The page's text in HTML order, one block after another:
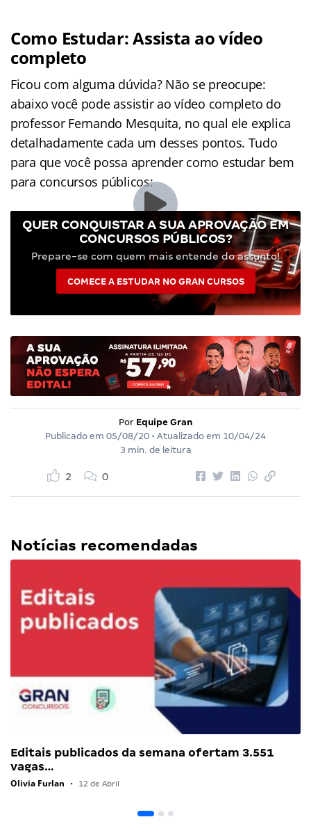
Como Estudar: Assista ao vídeo
completo
Ficou com alguma dúvida? Não se preocupe:
abaixo você pode assistir ao vídeo completo do
professor Fernando Mesquita, no qual ele explica
detalhadamente cada um desses pontos. Tudo
para que você possa aprender como estudar bem
para concursos públicos:
QUER CONQUISTAR A SUA APROVAÇÃO EM
CONCURSOS PÚBLICOS?
Prepare-se com quem mais entende do assunto!
COMECE A ESTUDAR NO GRAN CURSOS
Por Equipe Gran
Publicado em 05/08/20 • Atualizado em 10/04/24
3 min. de leitura
2 0
Notícias recomendadas
Editais publicados da semana ofertam 3.551
vagas…
Olivia Furlan • 12 de Abril